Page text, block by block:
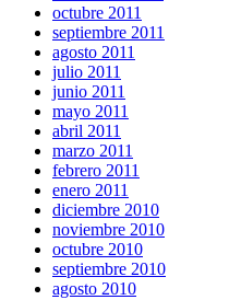
octubre 2011
septiembre 2011
agosto 2011
julio 2011
junio 2011
mayo 2011
abril 2011
marzo 2011
febrero 2011
enero 2011
diciembre 2010
noviembre 2010
octubre 2010
septiembre 2010
agosto 2010